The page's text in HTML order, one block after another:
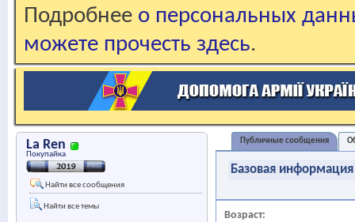
Подробнее о персональных
можете прочесть здесь.
La Ren
Покупайка
Найти все сообщения
Найти все темы
Публичные сообщения
Базовая информация
Возраст